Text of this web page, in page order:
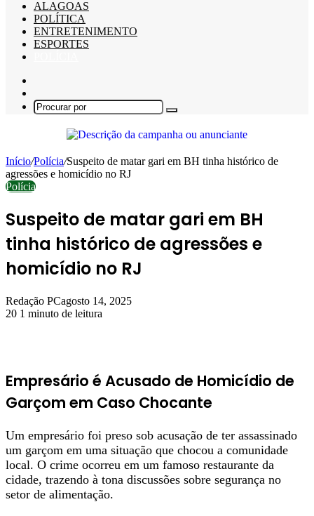
ALAGOAS
POLÍTICA
ENTRETENIMENTO
ESPORTES
skin
Procurar
Início/Polícia/Suspeito de matar gari em BH tinha histórico de
agressões e homicídio no RJ
Polícia
Suspeito de matar gari em BH
tinha histórico de agressões e
homicídio no RJ
Redação PCagosto 14, 2025
20 1 minuto de leitura
Empresário é Acusado de Homicídio de
Garçom em Caso Chocante
Um empresário foi preso sob acusação de ter assassinado
um garçom em uma situação que chocou a comunidade
local. O crime ocorreu em um famoso restaurante da
cidade, trazendo à tona discussões sobre segurança no
setor de alimentação.